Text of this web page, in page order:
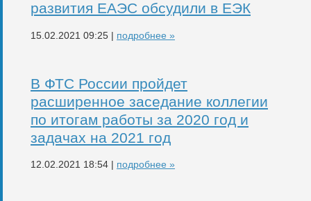
развития ЕАЭС обсудили в ЕЭК
15.02.2021 09:25 | подробнее »
В ФТС России пройдет
расширенное заседание коллегии
по итогам работы за 2020 год и
задачах на 2021 год
12.02.2021 18:54 | подробнее »